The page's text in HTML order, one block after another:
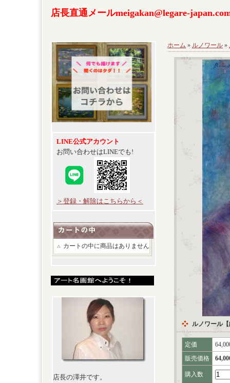
店長直通メールmeigakan@legare-
LINE公式アカウント
お問い合わせはLINEでも!
＞登録・解除はこちらから＜
カートの中に商品はありません
店長の澤井です。
ホーム » ルノワール »
ルノワール
定価
販売価格
購入数